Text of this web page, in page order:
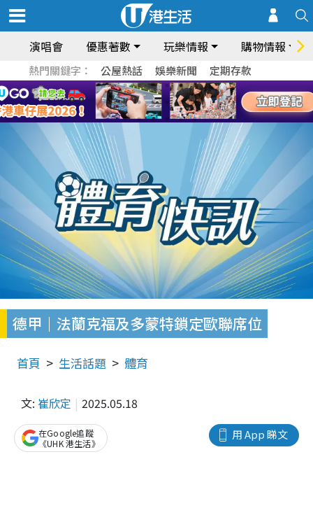
演唱會 優惠著數 玩樂情報 購物情報
熱門關鍵字： 公屋熱話 娛樂新聞 定期存款
德甲｜法蘭克福及多蒙特鎖定歐聯席位
首頁 生活話題 體育
文: 崔欣定 2025.05.18
用 App 睇文
在Google追蹤
《UHK 港生活》